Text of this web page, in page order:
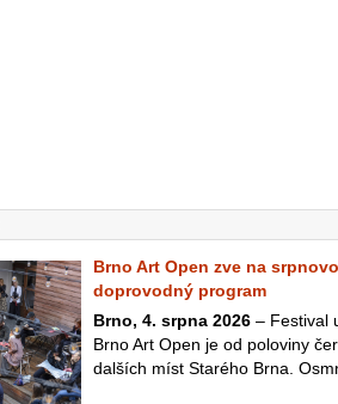
Brno Art Open zve na
doprovodný program
Brno, 4. srpna 2026 – Festival
Brno Art Open je od poloviny
dalších míst Starého Brna.